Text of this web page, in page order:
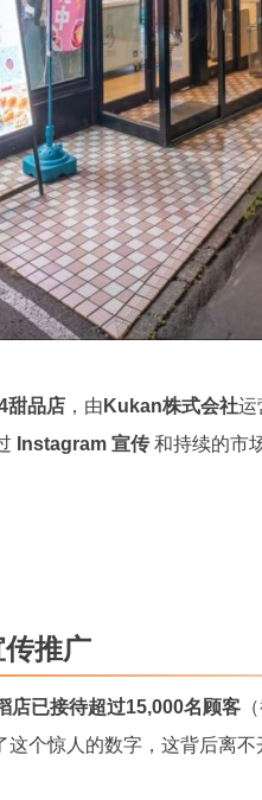
甜品店 ，由 Kukan株式会社运
Instagram 宣传 和持续的市
推广
店已接待超过15,000名顾客
这个惊人的数字，这背后离不